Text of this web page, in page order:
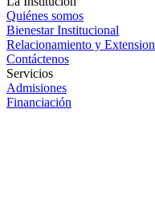
Quiénes somos
Bienestar Institucional
Relacionamiento y Extension
Contáctenos
Servicios
Admisiones
Financiación